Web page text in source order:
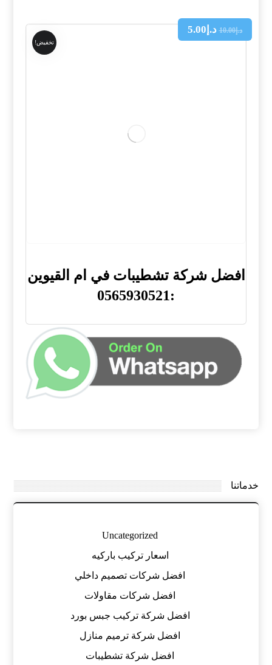
تخفيض!
افضل شركة تشطيبات في ام القيوين
:0565930521
د.إ10.00 د.إ 5.00
خدماتنا
Uncategorized
اسعار تركيب باركيه
افضل شركات تصميم داخلي
افضل شركات مقاولات
افضل شركة تركيب جبس بورد
افضل شركة ترميم منازل
افضل شركة تشطيبات